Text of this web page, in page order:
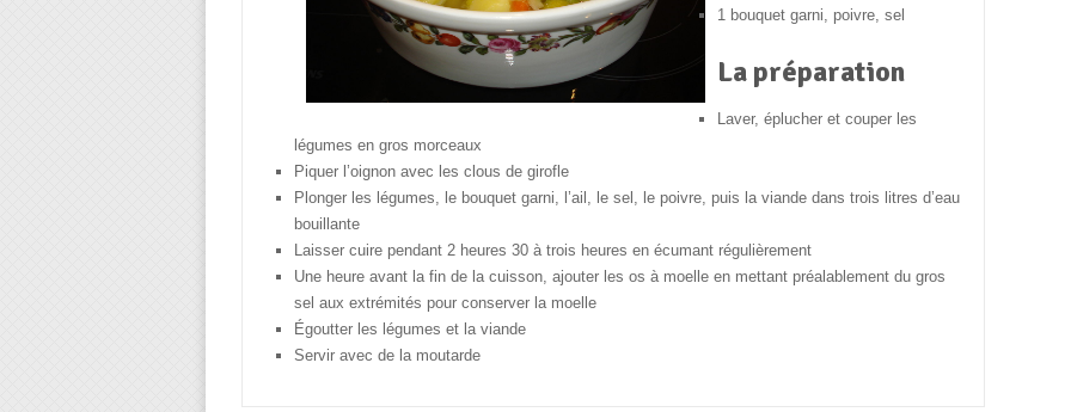
1 bouquet garni, poivre, sel
La préparation
Laver, éplucher et couper les
légumes en gros morceaux
Piquer l’oignon avec les clous de girofle
Plonger les légumes, le bouquet garni, l’ail, le sel, le poivre, puis la viande dans trois litres d’eau
bouillante
Laisser cuire pendant 2 heures 30 à trois heures en écumant régulièrement
Une heure avant la fin de la cuisson, ajouter les os à moelle en mettant préalablement du gros
sel aux extrémités pour conserver la moelle
Égoutter les légumes et la viande
Servir avec de la moutarde